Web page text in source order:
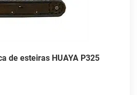
de esteiras HUAYA P325